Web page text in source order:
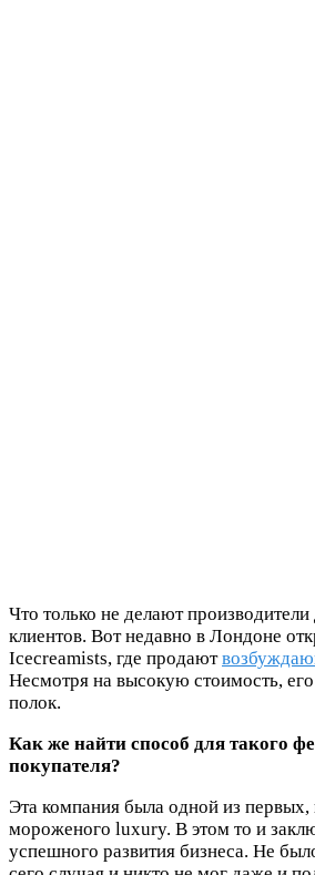
Что только не делают
клиентов. Вот недавно в Лондоне
Icecreamists, где продают
Несмотря на высокую стоимость,
полок.
Как же найти способ для такого
покупателя?
Эта компания была одной из первых,
мороженого luxury. В этом то и
успешного развития бизнеса. Не